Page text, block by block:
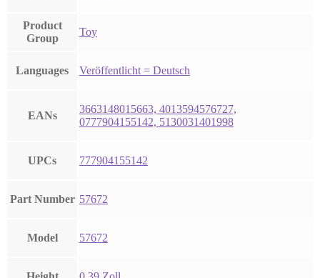
Product
Group
Toy
Languages Veröffentlicht = Deutsch
EANs
3663148015663, 4013594576727,
0777904155142, 5130031401998
UPCs 777904155142
Part Number 57672
Model 57672